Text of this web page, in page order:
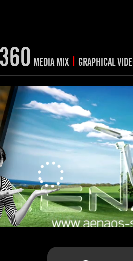
shorts
mix
360 MEDIA MIX | GRAPHICAL